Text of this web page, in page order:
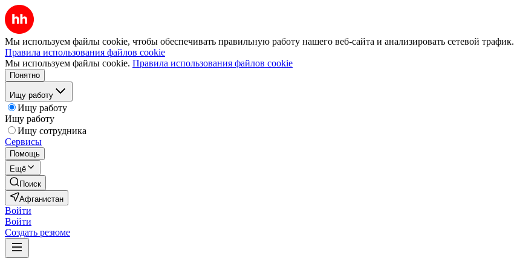
Мы используем файлы cookie, чтобы обеспечивать правильную работу нашего веб-сайта и анализировать сетевой трафик.
Правила использования файлов cookie
Мы используем файлы cookie. Правила использования файлов cookie
Понятно
Ищу работу
Ищу работу
Ищу работу
Ищу сотрудника
Сервисы
Помощь
Ещё
Поиск
Афганистан
Войти
Войти
Создать резюме